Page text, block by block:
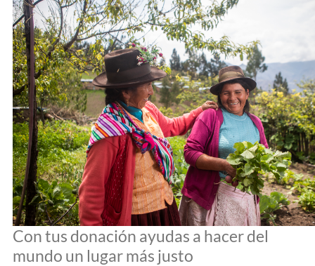
Con tus donación ayudas a hacer del
mundo un lugar más justo